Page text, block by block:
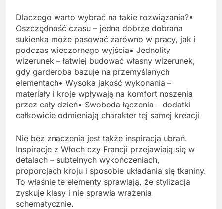
Dlaczego warto wybrać na takie rozwiązania?•
Oszczędność czasu – jedna dobrze dobrana
sukienka może pasować zarówno w pracy, jak i
podczas wieczornego wyjścia• Jednolity
wizerunek – łatwiej budować własny wizerunek,
gdy garderoba bazuje na przemyślanych
elementach• Wysoka jakość wykonania –
materiały i kroje wpływają na komfort noszenia
przez cały dzień• Swoboda łączenia – dodatki
całkowicie odmieniają charakter tej samej kreacji
Nie bez znaczenia jest także inspiracja ubrań.
Inspiracje z Włoch czy Francji przejawiają się w
detalach – subtelnych wykończeniach,
proporcjach kroju i sposobie układania się tkaniny.
To właśnie te elementy sprawiają, że stylizacja
zyskuje klasy i nie sprawia wrażenia
schematycznie.